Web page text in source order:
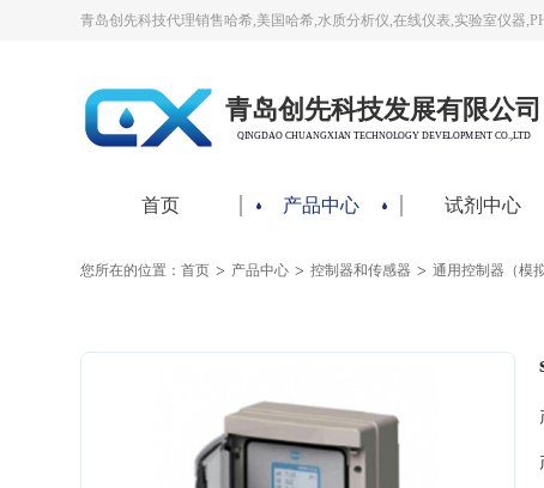
青岛创先科技代理销售哈希,美国哈希,水质分析仪,在线仪表,实验室仪器
青岛创先科技发展有限公司
QINGDAO CHUANGXIAN TECHNOLOGY DEVELOPMENT CO.,LTD
首页 产品中心 试剂中心
您所在的位置：首页 > 产品中心 > 控制器和传感器 > 通用控制器（模拟